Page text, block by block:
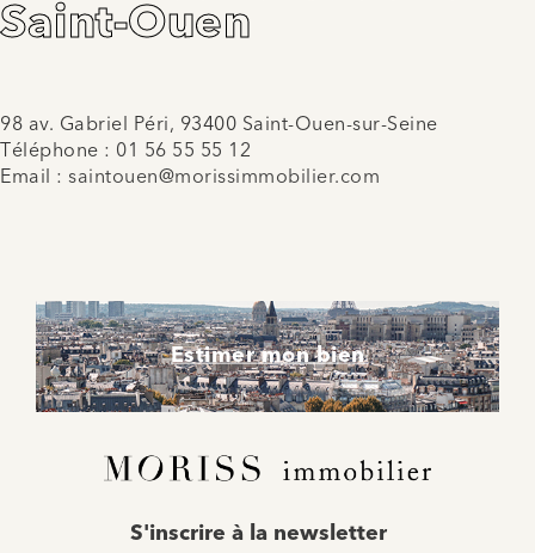
Saint-Ouen
98 av. Gabriel Péri, 93400 Saint-Ouen-sur-Seine
Téléphone : 01 56 55 55 12
Email : saintouen@morissimmobilier.com
Estimer mon bien
S'inscrire à la newsletter